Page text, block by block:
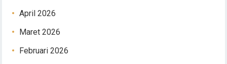
April 2026
Maret 2026
Februari 2026